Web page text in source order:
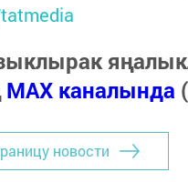
MAX каналында
новости